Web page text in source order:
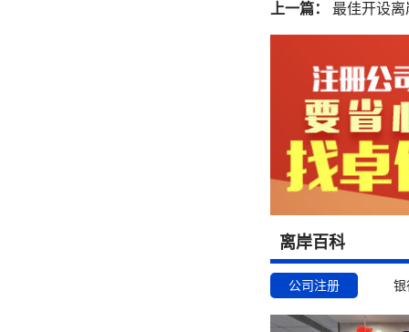
上一篇： 最佳开设
离岸百科
公司注册 银